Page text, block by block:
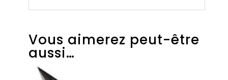
Vous aimerez peut-être
aussi…